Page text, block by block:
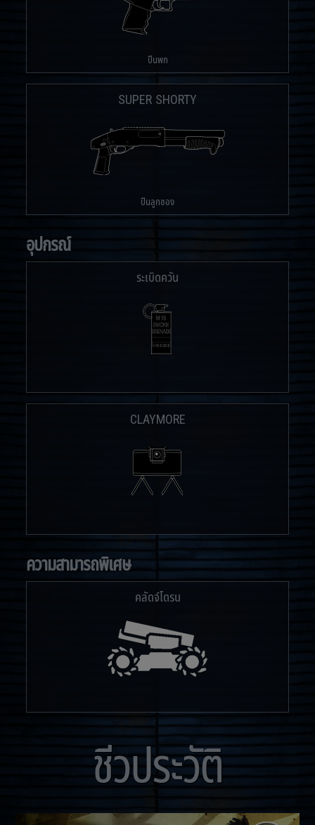
ปืนพก
SUPER SHORTY
ปืนลูกซอง
อุปกรณ์
ระเบิดควัน
CLAYMORE
ความสามารถพิเศษ
คลัดจ์โดรน
ชีวประวัติ